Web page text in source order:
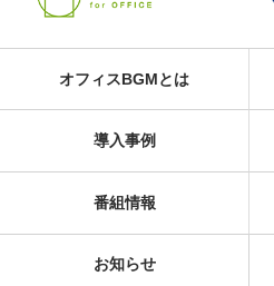
オフィスBGMとは
導入事例
番組情報
お知らせ